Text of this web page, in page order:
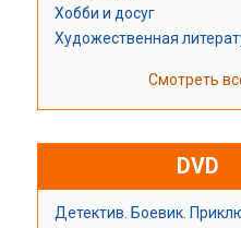
Хобби и досуг
Художественная
Смотреть
DVD
Детектив. Боевик.